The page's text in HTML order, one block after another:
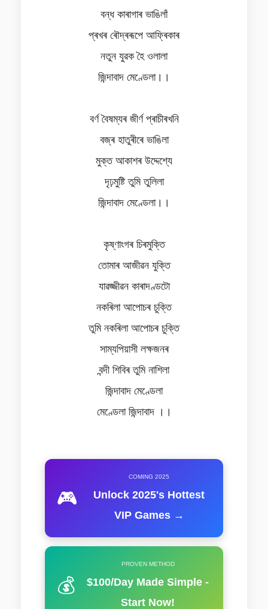
বন্ধ কাৰাগাৰ ভাঙিলাঁ
প্ৰখৰ ৰৌদ্ৰৰূপে আফ্ৰিকাৰ
নতুন যুৱক হৈ ওলালা
জিন্দাবাদ মেণ্ডেলা।।
বৰ্ণ বৈষম্যৰ জীৰ্ণ প্ৰাচীৰখনি
বজ্ৰ হাতুৰীৰে ভাঙিলা
মুক্ত আকাশৰ উদ্দেশ্যে
দৃঢ়মুষ্টি তুমি তুলিলা
জিন্দাবাদ মেণ্ডেলা।।
কৃষ্ণাংগৰ চিৰমুক্তি
তোমাৰ আজীৱন যুক্তি
যাৱজ্জীৱন কাৰাদণ্ডটো
নকৰিলা আপোচৰ চুক্তি
তুমি নকৰিলা আপোচৰ চুক্তি
সাম্যপিয়াসী লক্ষজনৰ
বন্দী শিবিৰ তুমি নাশিলা
জিন্দাবাদ মেণ্ডেলা
মেণ্ডেলা জিন্দাবাদ ।।
🎮
COMING 2025
Unlock 2025's Hottest
VIP Games →
💰
PROVEN METHOD
$100/Day Made Simple -
Start Now!